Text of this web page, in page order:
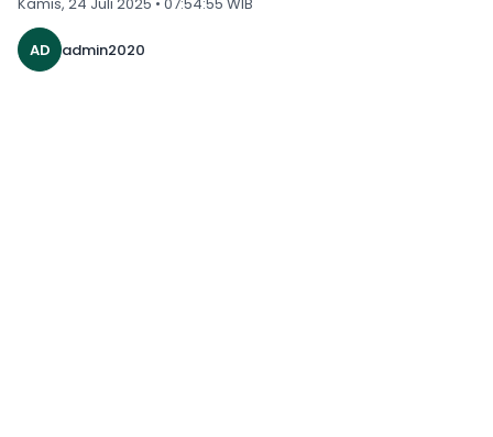
AD admin2020